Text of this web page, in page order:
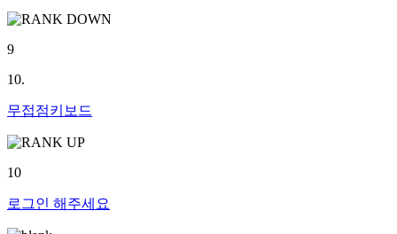
9
10.
무접점키보드
10
로그인 해주세요